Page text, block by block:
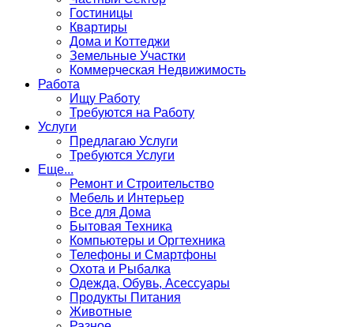
Гостиницы
Квартиры
Дома и Коттеджи
Земельные Участки
Коммерческая Недвижимость
Работа
Ищу Работу
Требуются на Работу
Услуги
Предлагаю Услуги
Требуются Услуги
Еще...
Ремонт и Строительство
Мебель и Интерьер
Все для Дома
Бытовая Техника
Компьютеры и Оргтехника
Телефоны и Смартфоны
Охота и Рыбалка
Одежда, Обувь, Асессуары
Продукты Питания
Животные